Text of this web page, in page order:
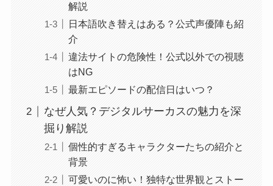
解説
日本語吹き替えはある？公式声優陣も紹
介
違法サイトの危険性！公式以外での視聴
はNG
最新エピソードの配信日はいつ？
なぜ人気？デジタルサーカスの魅力を深
掘り解説
個性的すぎるキャラクターたちの紹介と
背景
可愛いのに怖い！独特な世界観とストー